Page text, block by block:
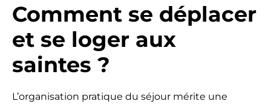
Comment se déplacer
et se loger aux
saintes ?
L’organisation pratique du séjour mérite une